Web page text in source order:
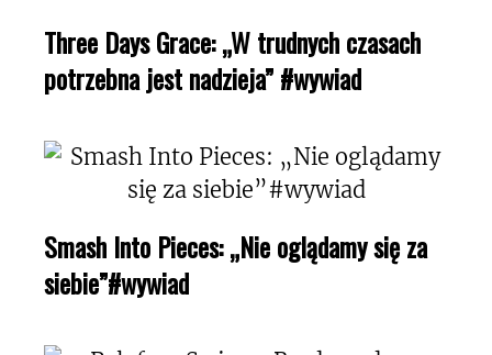
Three Days Grace: „W trudnych czasach
potrzebna jest nadzieja” #wywiad
Smash Into Pieces: „Nie oglądamy się za
siebie”#wywiad